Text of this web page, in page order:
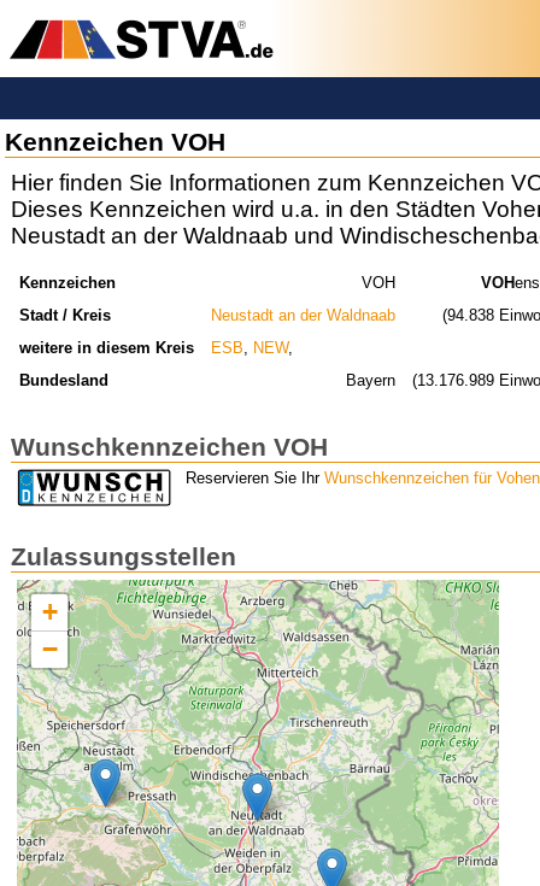
Kennzeichen VOH
Hier finden Sie Informationen zum Kennzeichen
Dieses Kennzeichen wird u.a. in den Städten
Neustadt an der Waldnaab und
Kennzeichen VOH VOH
Stadt / Kreis
Neustadt an der Waldnaab
(94.838
weitere in diesem Kreis
ESB NEW,
Bundesland
Bayern (13.176.989
Wunschkennzeichen VOH
Reservieren Sie Ihr Wunschkennzeichen für
Zulassungsstellen
+
−